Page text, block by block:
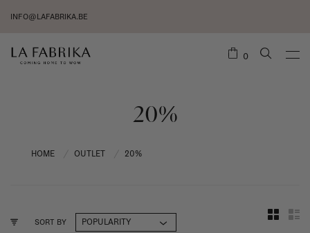
INFO@LAFABRIKA.BE
0
20%
HOME OUTLET 20%
SORT BY